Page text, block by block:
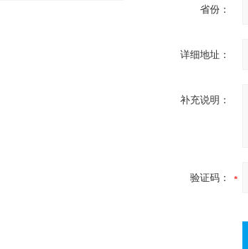
省份：
详细地址：
补充说明：
验证码：